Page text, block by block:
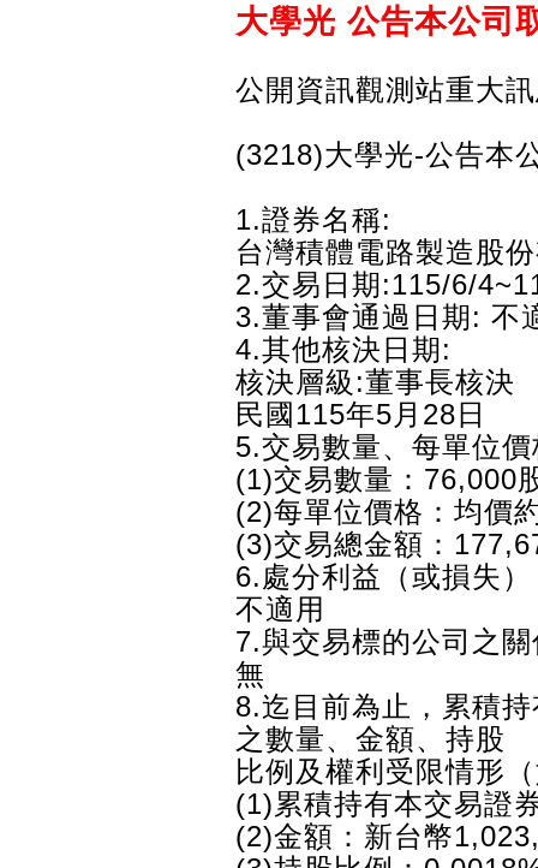
大學光 公告本公司
公開資訊觀測站重大
(3218)大學光-公告本
1.證券名稱:
台灣積體電路製造股
2.交易日期:115/6/
3.董事會通過日期: 不
4.其他核決日期:
核決層級:董事長核決
民國115年5月28日
5.交易數量、每單位
(1)交易數量：76,000
(2)每單位價格：均價
(3)交易總金額：
6.處分利益（或損失
不適用
7.與交易標的公司之
無
8.迄目前為止，累積
之數量、金額、持股
比例及權利受限情形
(1)累積持有本交易證
(2)金額：新台幣